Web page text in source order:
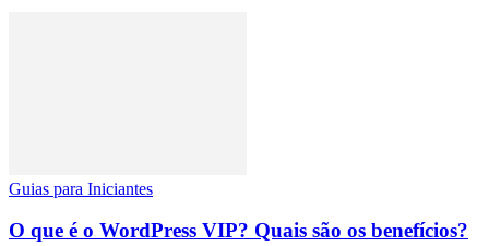
Guias para Iniciantes
O que é o WordPress VIP? Quais são os benefícios?